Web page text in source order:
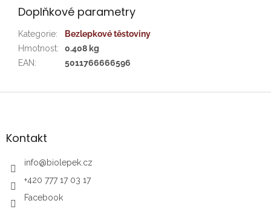
Doplňkové parametry
Kategorie:
Bezlepkové těstoviny
Hmotnost:
0.408 kg
EAN: 5011766666596
Z
aKontakt
info@biolepek.cz
+420 777 17 03 17
Facebook